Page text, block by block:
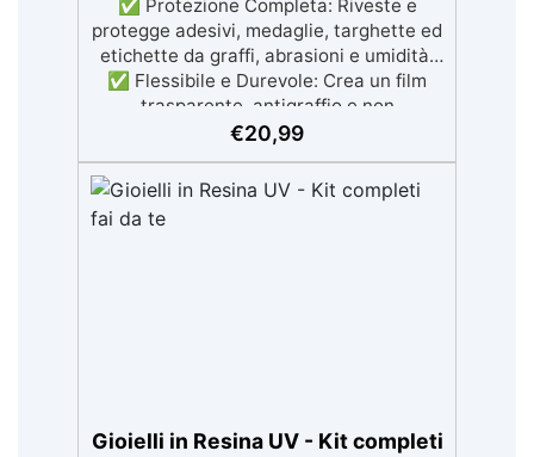
✅ Protezione Completa: Riveste e
protegge adesivi, medaglie, targhette ed
etichette da graffi, abrasioni e umidità.
✅ Flessibile e Durevole: Crea un film
trasparente, antigraffio e non
ingiallente, ideale anche per etichette da
Compatibile con carta, resina e materiali
incorporati come luci LED. ✅ Resistenza
Termica e Dielettrica: da -40°C a +80°C ,
€20,99
Gioielli in Resina UV - Kit completi